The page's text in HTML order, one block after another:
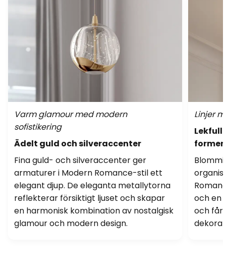
Varm glamour med modern
sofistikering
Ädelt guld och silveraccenter
Fina guld- och silveraccenter ger
armaturer i Modern Romance-stil ett
elegant djup. De eleganta metallytorna
reflekterar försiktigt ljuset och skapar
en harmonisk kombination av nostalgisk
glamour och modern design.
Linjer
former
och en
och får